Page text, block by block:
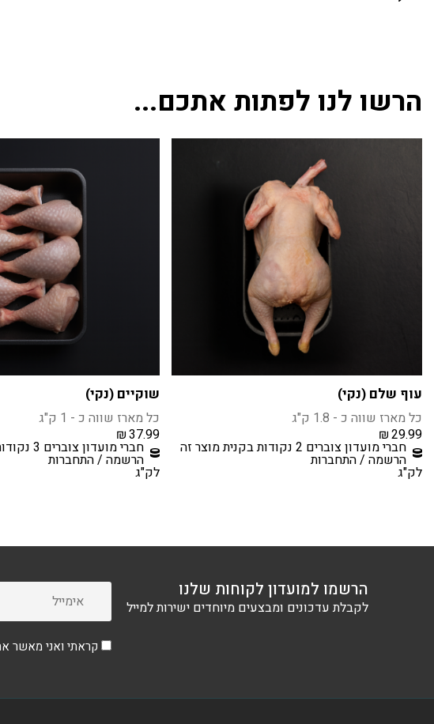
הרשו לנו לפתות אתכם...
עוף שלם (נקי)
כל מארז שווה כ - 1.8 ק"ג
₪29.99
חברי מועדון צוברים 2 נקודות בקנית מוצר זה
הרשמה / התחברות
לק"ג
שוקיים (נקי)
כל מארז שווה כ - 1 ק"ג
₪37.99
חברי מועדון צוברים 3 נקודות בקנית מוצר זה
הרשמה / התחברות
לק"ג
הרשמו למועדון לקוחות שלנו
לקבלת עדכונים ומבצעים מיוחדים ישירות למייל
קראתי ואני מאשר